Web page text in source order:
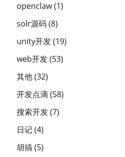
openclaw(1)
solr源码(8)
unity开发(19)
web开发(53)
其他(32)
开发点滴(58)
搜索开发(7)
日记(4)
胡搞(5)